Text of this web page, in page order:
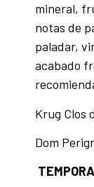
mineral,
notas de
paladar,
acabado
Krug Clos
Dom